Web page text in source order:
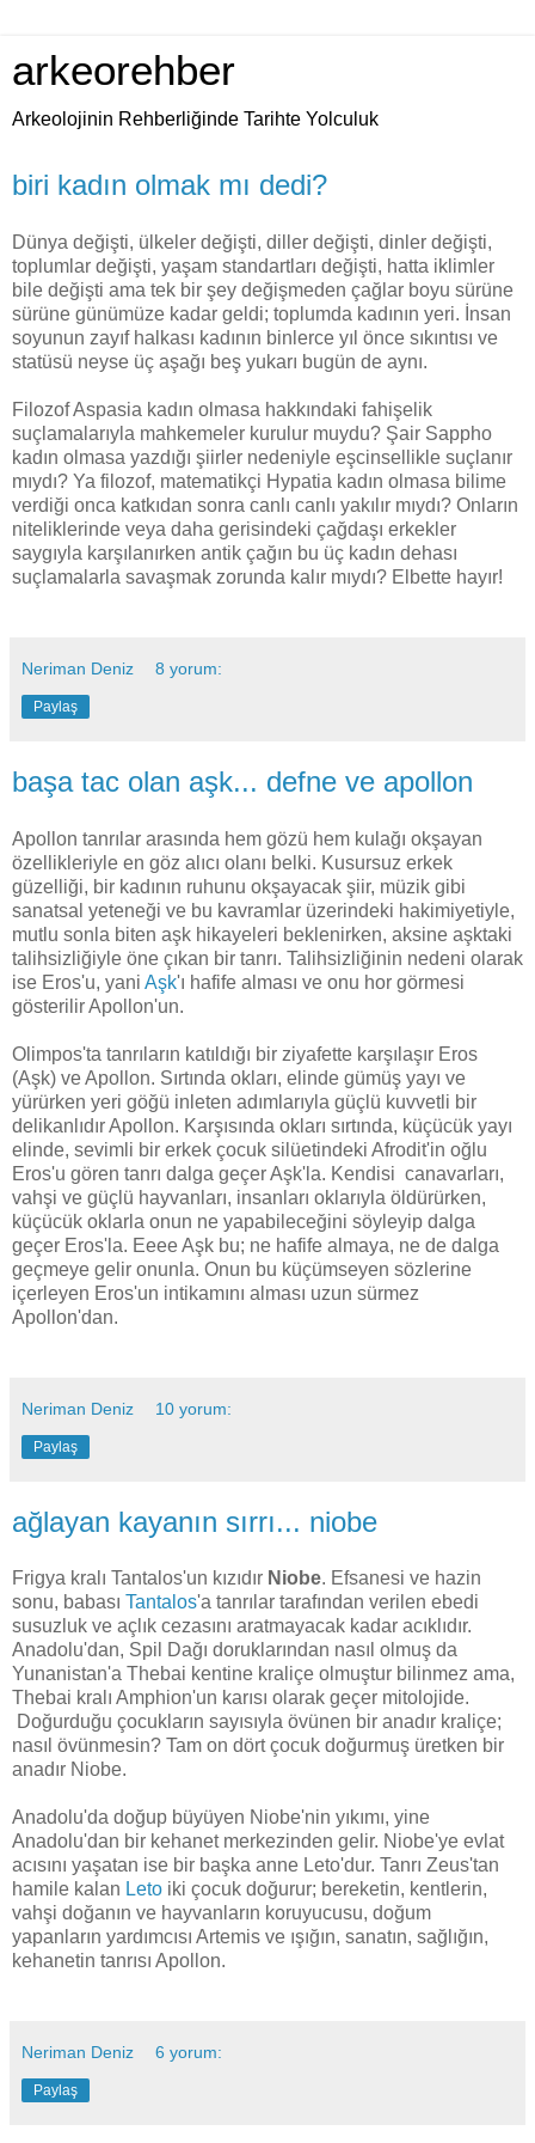
arkeorehber
Arkeolojinin Rehberliğinde Tarihte Yolculuk
biri kadın olmak mı dedi?
Dünya değişti, ülkeler değişti, diller değişti, dinler değişti,
toplumlar değişti, yaşam standartları değişti, hatta iklimler
bile değişti ama tek bir şey değişmeden çağlar boyu sürüne
sürüne günümüze kadar geldi; toplumda kadının yeri. İnsan
soyunun zayıf halkası kadının binlerce yıl önce sıkıntısı ve
statüsü neyse üç aşağı beş yukarı bugün de aynı.
Filozof Aspasia kadın olmasa hakkındaki fahişelik
suçlamalarıyla mahkemeler kurulur muydu? Şair Sappho
kadın olmasa yazdığı şiirler nedeniyle eşcinsellikle suçlanır
mıydı? Ya filozof, matematikçi Hypatia kadın olmasa bilime
verdiği onca katkıdan sonra canlı canlı yakılır mıydı? Onların
niteliklerinde veya daha gerisindeki çağdaşı erkekler
saygıyla karşılanırken antik çağın bu üç kadın dehası
suçlamalarla savaşmak zorunda kalır mıydı? Elbette hayır!
Neriman Deniz 8 yorum:
Paylaş
başa tac olan aşk... defne ve apollon
Apollon tanrılar arasında hem gözü hem kulağı okşayan
özellikleriyle en göz alıcı olanı belki. Kusursuz erkek
güzelliği, bir kadının ruhunu okşayacak şiir, müzik gibi
sanatsal yeteneği ve bu kavramlar üzerindeki hakimiyetiyle,
mutlu sonla biten aşk hikayeleri beklenirken, aksine aşktaki
talihsizliğiyle öne çıkan bir tanrı. Talihsizliğinin nedeni olarak
ise Eros'u, yani Aşk'ı hafife alması ve onu hor görmesi
gösterilir Apollon'un.
Olimpos'ta tanrıların katıldığı bir ziyafette karşılaşır Eros
(Aşk) ve Apollon. Sırtında okları, elinde gümüş yayı ve
yürürken yeri göğü inleten adımlarıyla güçlü kuvvetli bir
delikanlıdır Apollon. Karşısında okları sırtında, küçücük yayı
elinde, sevimli bir erkek çocuk silüetindeki Afrodit'in oğlu
Eros'u gören tanrı dalga geçer Aşk'la. Kendisi canavarları,
vahşi ve güçlü hayvanları, insanları oklarıyla öldürürken,
küçücük oklarla onun ne yapabileceğini söyleyip dalga
geçer Eros'la. Eeee Aşk bu; ne hafife almaya, ne de dalga
geçmeye gelir onunla. Onun bu küçümseyen sözlerine
içerleyen Eros'un intikamını alması uzun sürmez
Apollon'dan.
Neriman Deniz 10 yorum:
Paylaş
ağlayan kayanın sırrı... niobe
Frigya kralı Tantalos'un kızıdır Niobe. Efsanesi ve hazin
sonu, babası Tantalos'a tanrılar tarafından verilen ebedi
susuzluk ve açlık cezasını aratmayacak kadar acıklıdır.
Anadolu'dan, Spil Dağı doruklarından nasıl olmuş da
Yunanistan'a Thebai kentine kraliçe olmuştur bilinmez ama,
Thebai kralı Amphion'un karısı olarak geçer mitolojide.
Doğurduğu çocukların sayısıyla övünen bir anadır kraliçe;
nasıl övünmesin? Tam on dört çocuk doğurmuş üretken bir
anadır Niobe.
Anadolu'da doğup büyüyen Niobe'nin yıkımı, yine
Anadolu'dan bir kehanet merkezinden gelir. Niobe'ye evlat
acısını yaşatan ise bir başka anne Leto'dur. Tanrı Zeus'tan
hamile kalan Leto iki çocuk doğurur; bereketin, kentlerin,
vahşi doğanın ve hayvanların koruyucusu, doğum
yapanların yardımcısı Artemis ve ışığın, sanatın, sağlığın,
kehanetin tanrısı Apollon.
Neriman Deniz 6 yorum:
Paylaş